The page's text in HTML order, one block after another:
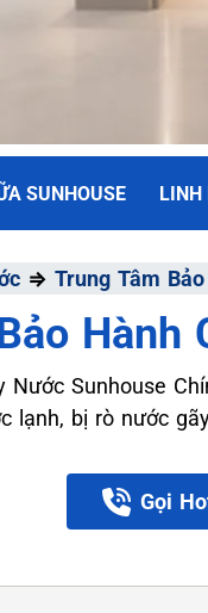
Tối Đa
SUNHOUSE LINH
⇒ Trung Tâm
Hành
Nước Sunhouse
lạnh, bị rò nước
Gọi